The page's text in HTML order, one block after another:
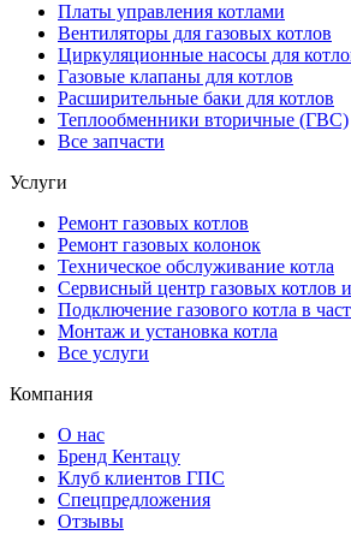
Платы управления котлами
Вентиляторы для газовых котлов
Циркуляционные насосы для
Газовые клапаны для котлов
Расширительные баки для котлов
Теплообменники вторичные (ГВС)
Все запчасти
Услуги
Ремонт газовых котлов
Ремонт газовых колонок
Техническое обслуживание котла
Сервисный центр газовых котлов
Подключение газового котла в
Монтаж и установка котла
Все услуги
Компания
О нас
Бренд Кентацу
Клуб клиентов ГПС
Спецпредложения
Отзывы